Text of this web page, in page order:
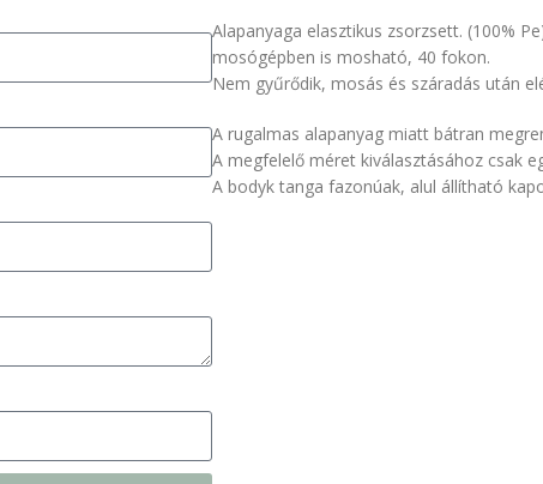
Alapanyaga elasztikus zsorzsett. (100%
mosógépben is mosható, 40 fokon.
Nem gyűrődik, mosás és száradás után
A rugalmas alapanyag miatt bátran
A megfelelő méret kiválasztásához csak
A bodyk tanga fazonúak, alul állítható